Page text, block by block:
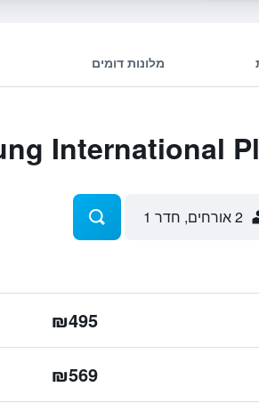
מלונות דומים
2 אורחים, חדר 1
₪495
₪569